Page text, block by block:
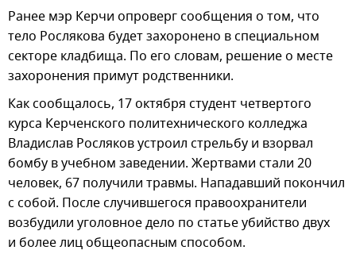
Ранее мэр Керчи опроверг сообщения о том, что
тело Рослякова будет захоронено в специальном
секторе кладбища. По его словам, решение о месте
захоронения примут родственники.
Как сообщалось, 17 октября студент четвертого
курса Керченского политехнического колледжа
Владислав Росляков устроил стрельбу и взорвал
бомбу в учебном заведении. Жертвами стали 20
человек, 67 получили травмы. Нападавший покончил
с собой. После случившегося правоохранители
возбудили уголовное дело по статье убийство двух
и более лиц общеопасным способом.